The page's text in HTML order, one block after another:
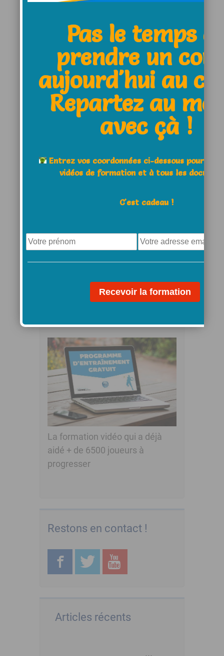
Le grand cours gratuit en
vidéo (+ de 2h de
La formation vidéo qui a déjà
aidé + de 6500 joueurs à
progresser
Restons en contact !
Articles récents
Notifiez-moi des
commentaires à venir via
émail. Vous pouvez aussivous
sans commenter.
Cocher cette case pour
Pas le temps
prendre un
aujourd'hui au
Repartez au
avec çà !
Entrez vos coordonnées ci-dessous pour
vidéos de formation et à tous les
C'est cadeau !